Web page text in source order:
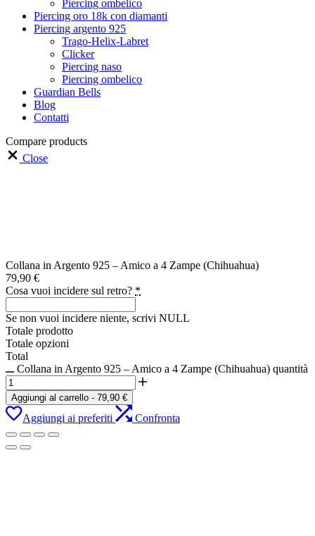
Piercing ombelico
Piercing oro 18k con diamanti
Piercing argento 925
Trago-Helix-Labret
Clicker
Piercing naso
Piercing ombelico
Guardian Bells
Blog
Contatti
Compare products
Close
Collana in Argento 925 – Amico a 4 Zampe (Chihuahua)
79,90 €
Cosa vuoi incidere sul retro? *
Se non vuoi incidere niente, scrivi NULL
Totale prodotto
Totale opzioni
Total
Collana in Argento 925 – Amico a 4 Zampe (Chihuahua) quantità
Aggiungi al carrello - 79,90 €
Aggiungi ai preferiti Confronta